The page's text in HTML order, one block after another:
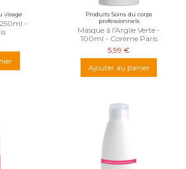
visage
-
Produits Soins du corps
professionnels
Masque à l'Argile Verte -
100ml - Corème Paris
5,99 €
Ajouter au panier